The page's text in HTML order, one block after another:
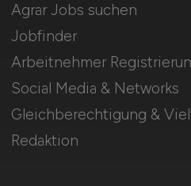
Agrar Jobs suchen
Jobfinder
Arbeitnehmer
Social Media & Networks
Gleichberechtigung &
Redaktion